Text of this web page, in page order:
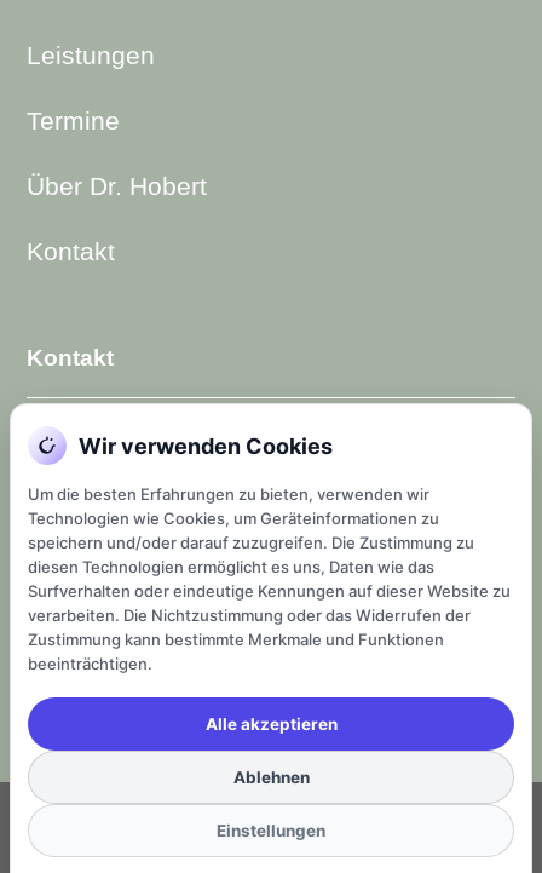
Leistungen
Termine
Über Dr. Hobert
Kontakt
Kontakt
team@drhobert.de
kur@drhobert.de
Christiane Hobert: Praxismangament
buero@drhobert.de
Tel.: 050 33 / 950 30
Copyright © 2026 – drhobert.de All Right Reserved
Wir verwenden Cookies
Um die besten Erfahrungen zu bieten, verwenden wir
Technologien wie Cookies, um Geräteinformationen zu
speichern und/oder darauf zuzugreifen. Die Zustimmung zu
diesen Technologien ermöglicht es uns, Daten wie das
Surfverhalten oder eindeutige Kennungen auf dieser Website zu
verarbeiten. Die Nichtzustimmung oder das Widerrufen der
Zustimmung kann bestimmte Merkmale und Funktionen
beeinträchtigen.
Alle akzeptieren
Ablehnen
Einstellungen